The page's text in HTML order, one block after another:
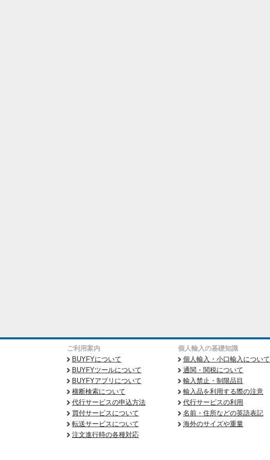
ご利用案内
BUYFYについて
BUYFYツールについて
BUYFYアプリについて
横断検索について
代行サービスの申込方法
買付サービスについて
転送サービスについて
注文進行時の各種対応
個人輸入の基礎知識
個人輸入・小口輸入について
通関・関税について
輸入禁止・制限品目
輸入品を利用する際の注意
代行サービスの利用
名前・住所などの英語表記
海外のサイズや重量